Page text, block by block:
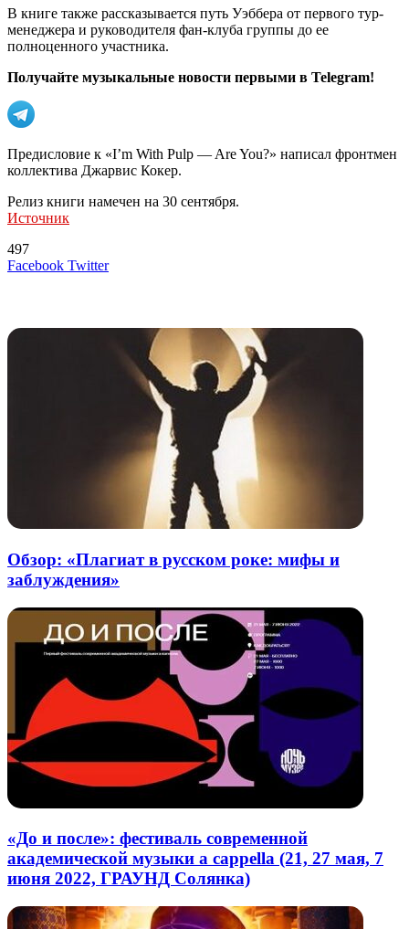
В книге также рассказывается путь Уэббера от первого тур-
менеджера и руководителя фан-клуба группы до ее
полноценного участника.
Получайте музыкальные новости первыми в Telegram!
Предисловие к «I’m With Pulp — Are You?» написал фронтмен
коллектива Джарвис Кокер.
Релиз книги намечен на 30 сентября.
Источник
497
Facebook TwitterLinkedIn
Tumblr
Reddit
Вконтакте
Одноклассники
Skype
Messenger
Messenger
WhatsApp
Telegram
Viber
Line
Поделиться
Печатать
Обзор: «Плагиат в русском роке: мифы и
заблуждения»
«До и после»: фестиваль современной
академической музыки a cappella (21, 27 мая, 7
июня 2022, ГРАУНД Солянка)